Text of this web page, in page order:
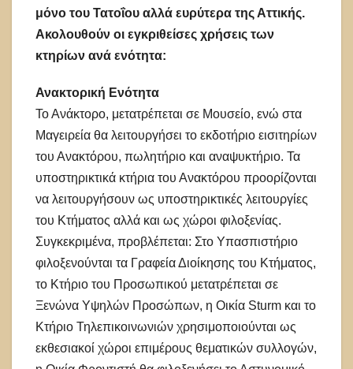
μόνο του Τατοΐου αλλά ευρύτερα της Αττικής.
Ακολουθούν οι εγκριθείσες χρήσεις των
κτηρίων ανά ενότητα:
Ανακτορική Ενότητα
Το Ανάκτορο, μετατρέπεται σε Μουσείο, ενώ στα
Μαγειρεία θα λειτουργήσει το εκδοτήριο εισιτηρίων
του Ανακτόρου, πωλητήριο και αναψυκτήριο. Τα
υποστηρικτικά κτήρια του Ανακτόρου προορίζονται
να λειτουργήσουν ως υποστηρικτικές λειτουργίες
του Κτήματος αλλά και ως χώροι φιλοξενίας.
Συγκεκριμένα, προβλέπεται: Στο Υπασπιστήριο
φιλοξενούνται τα Γραφεία Διοίκησης του Κτήματος,
το Κτήριο του Προσωπικού μετατρέπεται σε
Ξενώνα Υψηλών Προσώπων, η Οικία Sturm και το
Κτήριο Τηλεπικοινωνιών χρησιμοποιούνται ως
εκθεσιακοί χώροι επιμέρους θεματικών συλλογών,